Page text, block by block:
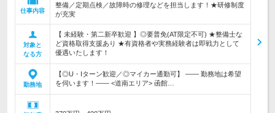
仕事内容
整備／定期点検／故障時の修理などを担当します！★研修制度
が充実
対象と
なる方
【 未経験・第二新卒歓迎 】◎要普免(AT限定不可) ★整備士な
ど資格取得支援あり ★有資格者や実務経験者は即戦力として
優遇いたします！
勤務地
【◎U・Iターン歓迎／◎マイカー通勤可】 ―― 勤務地は希望
を伺います！―― <道南エリア> 函館…